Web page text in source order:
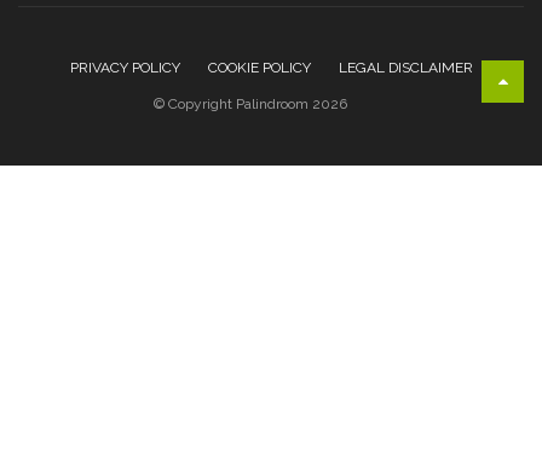
PRIVACY POLICY COOKIE POLICY LEGAL DISCLAIMER
© Copyright Palindroom 2026